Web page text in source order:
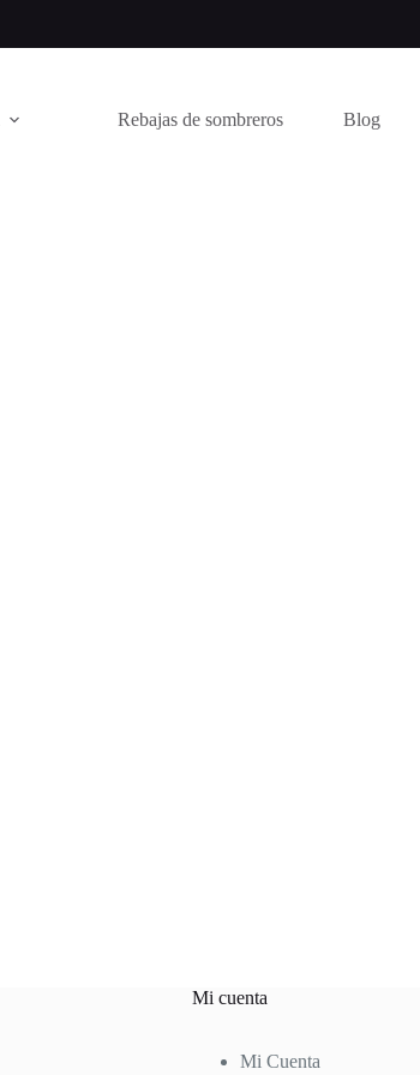
Rebajas de sombreros Blog
Mi cuenta
Mi Cuenta